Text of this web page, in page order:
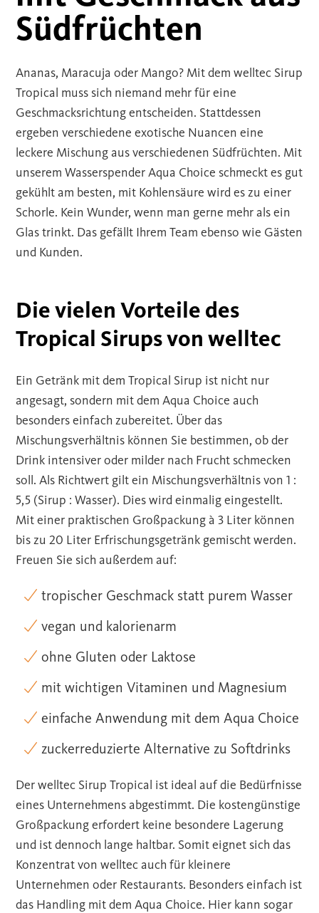
Südfrüchten
Ananas, Maracuja oder Mango? Mit dem welltec Sirup
Tropical muss sich niemand mehr für eine
Geschmacksrichtung entscheiden. Stattdessen
ergeben verschiedene exotische Nuancen eine
leckere Mischung aus verschiedenen Südfrüchten. Mit
unserem Wasserspender Aqua Choice schmeckt es gut
gekühlt am besten, mit Kohlensäure wird es zu einer
Schorle. Kein Wunder, wenn man gerne mehr als ein
Glas trinkt. Das gefällt Ihrem Team ebenso wie Gästen
und Kunden.
Die vielen Vorteile des
Tropical Sirups von welltec
Ein Getränk mit dem Tropical Sirup ist nicht nur
angesagt, sondern mit dem Aqua Choice auch
besonders einfach zubereitet. Über das
Mischungsverhältnis können Sie bestimmen, ob der
Drink intensiver oder milder nach Frucht schmecken
soll. Als Richtwert gilt ein Mischungsverhältnis von 1 :
5,5 (Sirup : Wasser). Dies wird einmalig eingestellt.
Mit einer praktischen Großpackung à 3 Liter können
bis zu 20 Liter Erfrischungsgetränk gemischt werden.
Freuen Sie sich außerdem auf:
tropischer Geschmack statt purem Wasser
vegan und kalorienarm
ohne Gluten oder Laktose
mit wichtigen Vitaminen und Magnesium
einfache Anwendung mit dem Aqua Choice
zuckerreduzierte Alternative zu Softdrinks
Der welltec Sirup Tropical ist ideal auf die Bedürfnisse
eines Unternehmens abgestimmt. Die kostengünstige
Großpackung erfordert keine besondere Lagerung
und ist dennoch lange haltbar. Somit eignet sich das
Konzentrat von welltec auch für kleinere
Unternehmen oder Restaurants. Besonders einfach ist
das Handling mit dem Aqua Choice. Hier kann sogar